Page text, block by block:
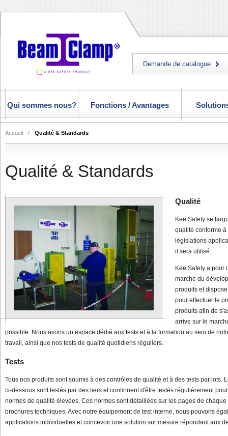
Demande de catalogue
Qui sommes nous? Fonctions / Avantages
Accueil / Qualité & Standards
Qualité & Standards
Qualité
Kee Safety se
qualité conforme
législations
il sera utilisé.
Kee Safety a pour
marché du
produits et
pour effectuer le
produits afin de
arrive sur le
possible. Nous avons un espace dédié aux tests et à la formation au sein de
travail, ainsi que nos tests de qualité quotidiens réguliers.
Tests
Tous nos produits sont soumis à des contrôles de qualité et à des tests par lots.
ci-dessous sont testés par des tiers et continuent d'être testés régulièrement
normes de qualité élevées. Ces normes sont détaillées sur les pages de
brochures techniques. Avec notre équipement de test interne, nous pouvons
applications individuelles et concevoir une solution sur mesure répondant aux